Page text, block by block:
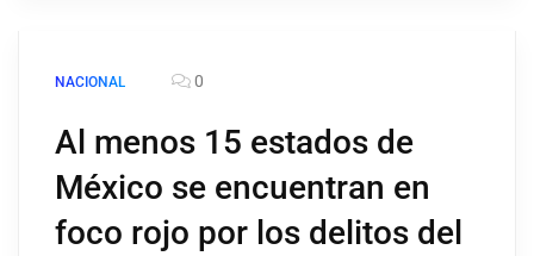
NACIONAL 0
Al menos 15 estados de
México se encuentran en
foco rojo por los delitos del